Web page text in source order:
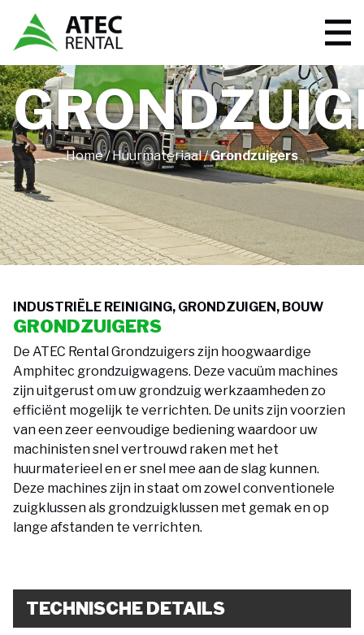
Home/Huurmateriaal/Grondzuigers
INDUSTRIËLE REINIGING, GRONDZUIGEN, BOUW
GRONDZUIGERS
De ATEC Rental Grondzuigers zijn hoogwaardige
Amphitec grondzuigwagens. Deze vacuüm machines
zijn uitgerust om uw grondzuig werkzaamheden zo
efficiënt mogelijk te verrichten. De units zijn voorzien
van een zeer eenvoudige bediening waardoor uw
machinisten snel vertrouwd raken met het
huurmaterieel en er snel mee aan de slag kunnen.
Deze machines zijn in staat om zowel conventionele
zuigklussen als grondzuigklussen met gemak en op
lange afstanden te verrichten.
TECHNISCHE DETAILS